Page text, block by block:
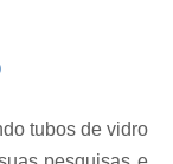
Médicos
tubos de vidro